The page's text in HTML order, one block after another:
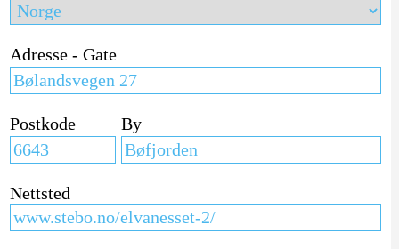
Adresse - Gate
Postkode By
Nettsted